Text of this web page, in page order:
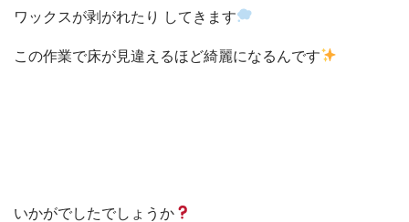
ワックスが剥がれたり してきます
この作業で床が見違えるほど綺麗になるんです
いかがでしたでしょうか